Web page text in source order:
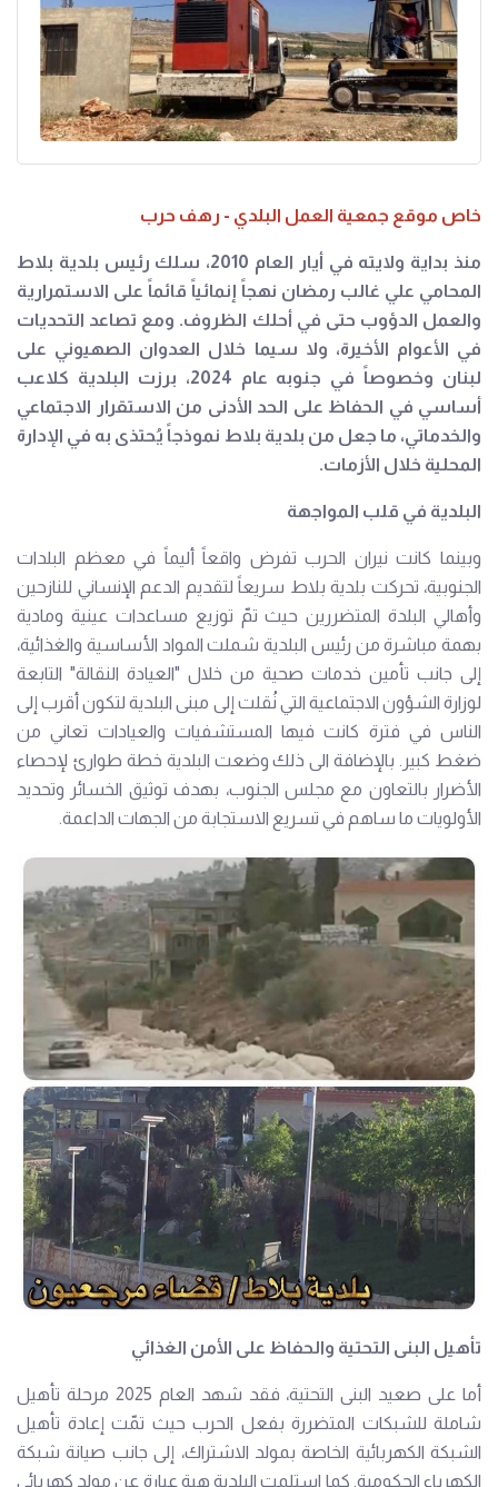
خاص موقع جمعية العمل البلدي - رهف حرب
منذ بداية ولايته في أيار العام 2010، سلك رئيس بلدية بلاط
المحامي علي غالب رمضان نهجاً إنمائياً قائماً على الاستمرارية
والعمل الدؤوب حتى في أحلك الظروف. ومع تصاعد التحديات
في الأعوام الأخيرة، ولا سيما خلال العدوان الصهيوني على
لبنان وخصوصاً في جنوبه عام 2024، برزت البلدية كلاعب
أساسي في الحفاظ على الحد الأدنى من الاستقرار الاجتماعي
والخدماتي، ما جعل من بلدية بلاط نموذجاً يُحتذى به في الإدارة
المحلية خلال الأزمات.
البلدية في قلب المواجهة
وبينما كانت نيران الحرب تفرض واقعاً أليماً في معظم البلدات
الجنوبية، تحركت بلدية بلاط سريعاً لتقديم الدعم الإنساني للنازحين
وأهالي البلدة المتضررين حيث تمّ توزيع مساعدات عينية ومادية
بهمة مباشرة من رئيس البلدية شملت المواد الأساسية والغذائية،
إلى جانب تأمين خدمات صحية من خلال "العيادة النقالة" التابعة
لوزارة الشؤون الاجتماعية التي نُقلت إلى مبنى البلدية لتكون أقرب إلى
الناس في فترة كانت فيها المستشفيات والعيادات تعاني من
ضغط كبير. بالإضافة الى ذلك وضعت البلدية خطة طوارئ لإحصاء
الأضرار بالتعاون مع مجلس الجنوب، بهدف توثيق الخسائر وتحديد
الأولويات ما ساهم في تسريع الاستجابة من الجهات الداعمة.
تأهيل البنى التحتية والحفاظ على الأمن الغذائي
أما على صعيد البنى التحتية، فقد شهد العام 2025 مرحلة تأهيل
شاملة للشبكات المتضررة بفعل الحرب حيث تمّت إعادة تأهيل
الشبكة الكهربائية الخاصة بمولد الاشتراك، إلى جانب صيانة شبكة
الكهرباء الحكومية. كما استلمت البلدية هبة عبارة عن مولد كهربائي